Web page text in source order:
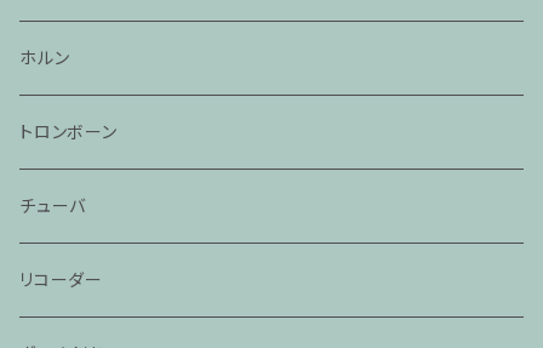
ホルン
トロンボーン
チューバ
リコーダー